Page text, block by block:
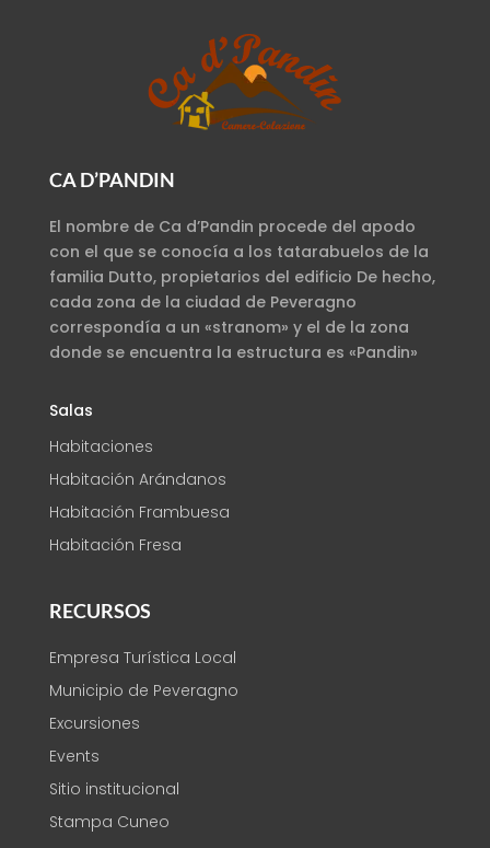
CA D’PANDIN
El nombre de Ca d’Pandin procede del apodo
con el que se conocía a los tatarabuelos de la
familia Dutto, propietarios del edificio De hecho,
cada zona de la ciudad de Peveragno
correspondía a un «stranom» y el de la zona
donde se encuentra la estructura es «Pandin»
Salas
Habitaciones
Habitación Arándanos
Habitación Frambuesa
Habitación Fresa
RECURSOS
Empresa Turística Local
Municipio de Peveragno
Excursiones
Events
Sitio institucional
Stampa Cuneo